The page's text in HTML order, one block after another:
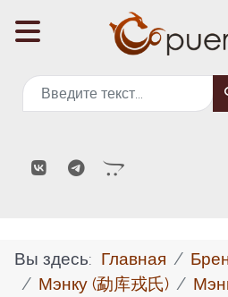
Поиск
Вы здесь: Главная
Мэнку (勐库戎氏)